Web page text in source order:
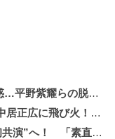
脱退経緯ひっくり返る？
送前から苦言続出のワケ
い」「複雑」とファン賛否